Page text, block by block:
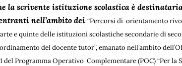
la scrivente istituzione scolastica è
nell’ambito dei “Percorsi di orientamento
e quinte delle istituzioni scolastiche secondarie di
del docente tutor”, emanato nell’ambito
del Programma Operativo Complementare (POC) “Per la